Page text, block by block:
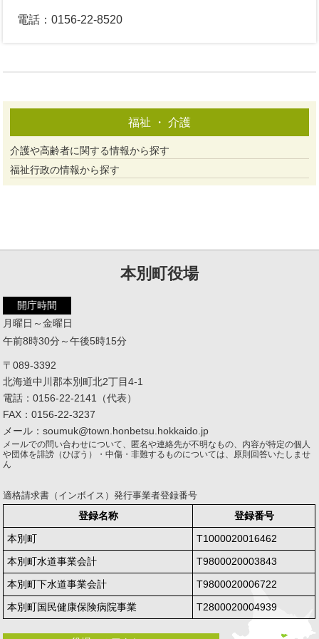
電話：0156-22-8520
福祉 ・ 介護
介護や高齢者に関する情報から探す
福祉行政の情報から探す
本別町役場
開庁時間
月曜日～金曜日
午前8時30分～午後5時15分
〒089-3392
北海道中川郡本別町北2丁目4-1
電話：0156-22-2141（代表）
FAX：0156-22-3237
メール：soumuk@town.honbetsu.hokkaido.jp
メールでの問い合わせについて、匿名や連絡先が不明なもの、内容が特定の個人
や団体を誹謗（ひぼう）・中傷・非難するものについては、原則回答いたしませ
ん
適格請求書（インボイス）発行事業者登録番号
登録名称
登録番号
本別町
T1000020016462
本別町水道事業会計
T9800020003843
本別町下水道事業会計
T9800020006722
本別町国民健康保険病院事業
T2800020004939